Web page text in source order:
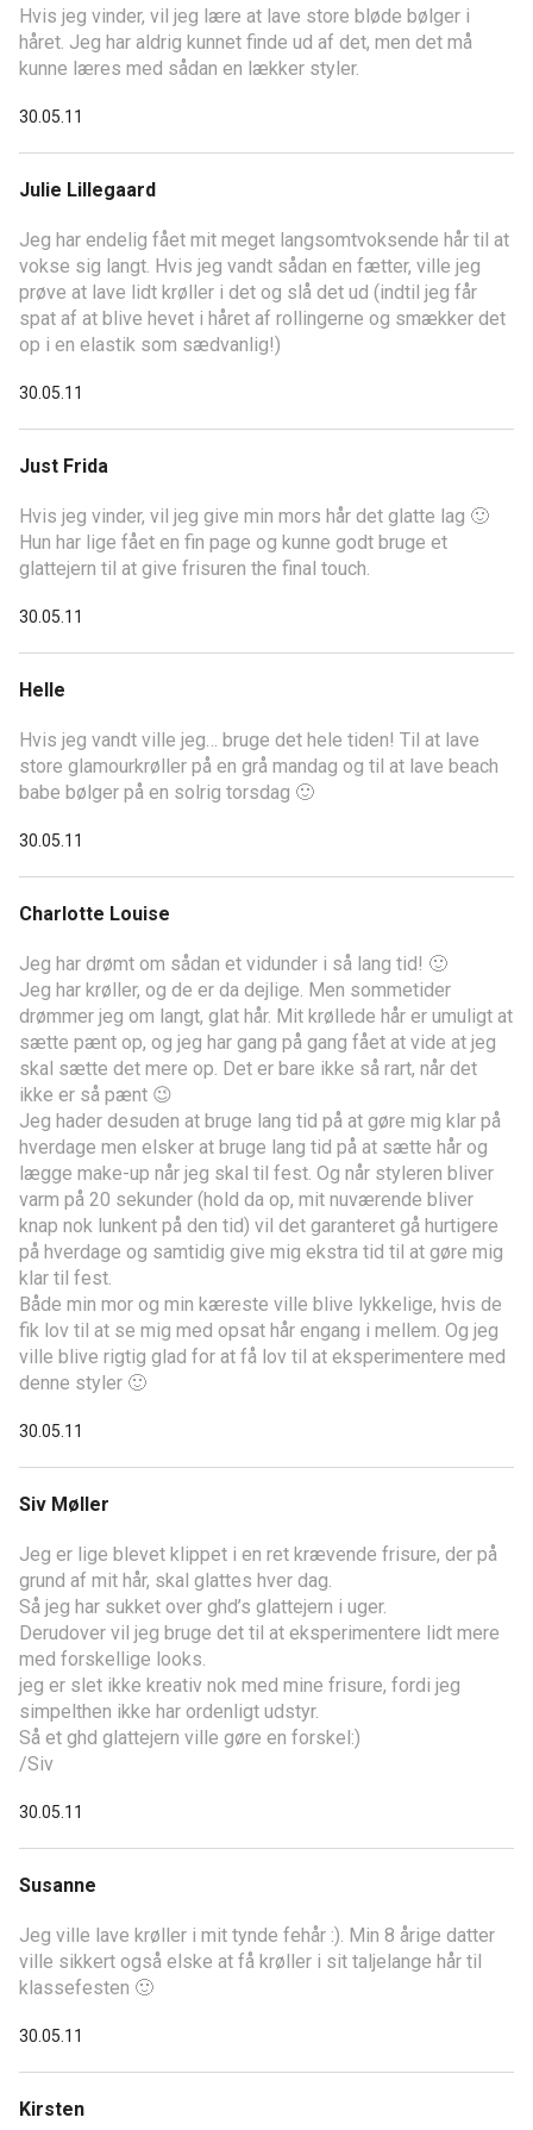
Hvis jeg vinder, vil jeg lære at lave store bløde bølger i
håret. Jeg har aldrig kunnet finde ud af det, men det må
kunne læres med sådan en lækker styler.
30.05.11
Julie Lillegaard
Jeg har endelig fået mit meget langsomtvoksende hår til at
vokse sig langt. Hvis jeg vandt sådan en fætter, ville jeg
prøve at lave lidt krøller i det og slå det ud (indtil jeg får
spat af at blive hevet i håret af rollingerne og smækker det
op i en elastik som sædvanlig!)
30.05.11
Just Frida
Hvis jeg vinder, vil jeg give min mors hår det glatte lag 🙂
Hun har lige fået en fin page og kunne godt bruge et
glattejern til at give frisuren the final touch.
30.05.11
Helle
Hvis jeg vandt ville jeg… bruge det hele tiden! Til at lave
store glamourkrøller på en grå mandag og til at lave beach
babe bølger på en solrig torsdag 🙂
30.05.11
Charlotte Louise
Jeg har drømt om sådan et vidunder i så lang tid! 🙂
Jeg har krøller, og de er da dejlige. Men sommetider
drømmer jeg om langt, glat hår. Mit krøllede hår er umuligt at
sætte pænt op, og jeg har gang på gang fået at vide at jeg
skal sætte det mere op. Det er bare ikke så rart, når det
ikke er så pænt 😉
Jeg hader desuden at bruge lang tid på at gøre mig klar på
hverdage men elsker at bruge lang tid på at sætte hår og
lægge make-up når jeg skal til fest. Og når styleren bliver
varm på 20 sekunder (hold da op, mit nuværende bliver
knap nok lunkent på den tid) vil det garanteret gå hurtigere
på hverdage og samtidig give mig ekstra tid til at gøre mig
klar til fest.
Både min mor og min kæreste ville blive lykkelige, hvis de
fik lov til at se mig med opsat hår engang i mellem. Og jeg
ville blive rigtig glad for at få lov til at eksperimentere med
denne styler 🙂
30.05.11
Siv Møller
Jeg er lige blevet klippet i en ret krævende frisure, der på
grund af mit hår, skal glattes hver dag.
Så jeg har sukket over ghd’s glattejern i uger.
Derudover vil jeg bruge det til at eksperimentere lidt mere
med forskellige looks.
jeg er slet ikke kreativ nok med mine frisure, fordi jeg
simpelthen ikke har ordenligt udstyr.
Så et ghd glattejern ville gøre en forskel:)
/Siv
30.05.11
Susanne
Jeg ville lave krøller i mit tynde fehår :). Min 8 årige datter
ville sikkert også elske at få krøller i sit taljelange hår til
klassefesten 🙂
30.05.11
Kirsten